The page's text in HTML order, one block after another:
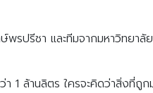
ปรีชา และทีมจากมหาวิทยาลั
1 ล้านลิตร ใครจะคิดว่าสิ่งที่